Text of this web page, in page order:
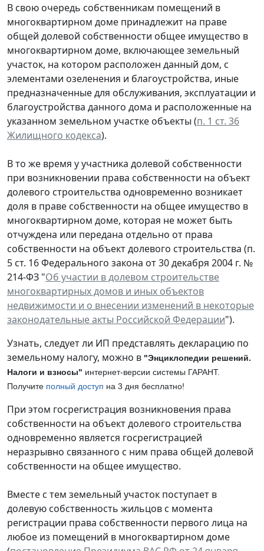
В свою очередь собственникам помещений в
многоквартирном доме принадлежит на праве
общей долевой собственности общее имущество в
многоквартирном доме, включающее земельный
участок, на котором расположен данный дом, с
элементами озеленения и благоустройства, иные
предназначенные для обслуживания, эксплуатации и
благоустройства данного дома и расположенные на
указанном земельном участке объекты (п. 1 ст. 36
Жилищного кодекса).
В то же время у участника долевой собственности
при возникновении права собственности на объект
долевого строительства одновременно возникает
доля в праве собственности на общее имущество в
многоквартирном доме, которая не может быть
отчуждена или передана отдельно от права
собственности на объект долевого строительства (п.
5 ст. 16 Федерального закона от 30 декабря 2004 г. №
214-ФЗ "Об участии в долевом строительстве
многоквартирных домов и иных объектов
недвижимости и о внесении изменений в некоторые
законодательные акты Российской Федерации").
Узнать, следует ли ИП представлять декларацию по
земельному налогу, можно в "Энциклопедии решений.
Налоги и взносы" интернет-версии системы ГАРАНТ.
Получите полный доступ на 3 дня бесплатно!
При этом госрегистрация возникновения права
собственности на объект долевого строительства
одновременно является госрегистрацией
неразрывно связанного с ним права общей долевой
собственности на общее имущество.
Вместе с тем земельный участок поступает в
долевую собственность жильцов с момента
регистрации права собственности первого лица на
любое из помещений в многоквартирном доме